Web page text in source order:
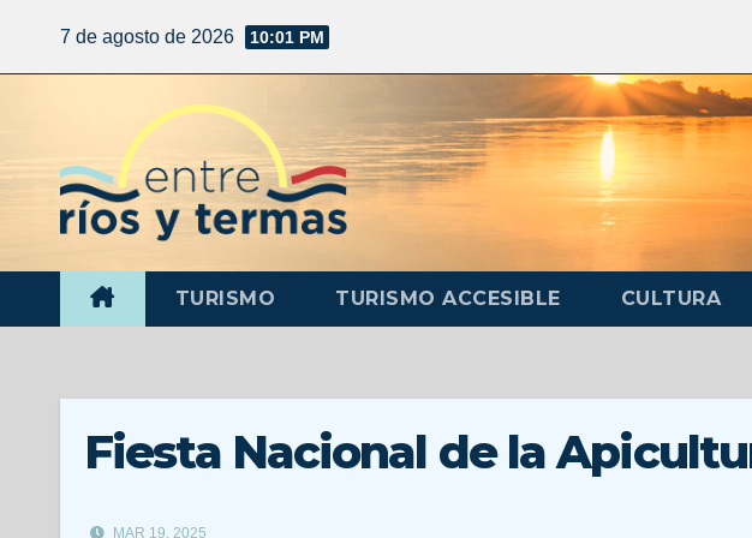
7 de agosto de 2026 10:01 PM
TURISMO TURISMO ACCESIBLE CULTURA
Fiesta Nacional de la
MAR 19, 2025